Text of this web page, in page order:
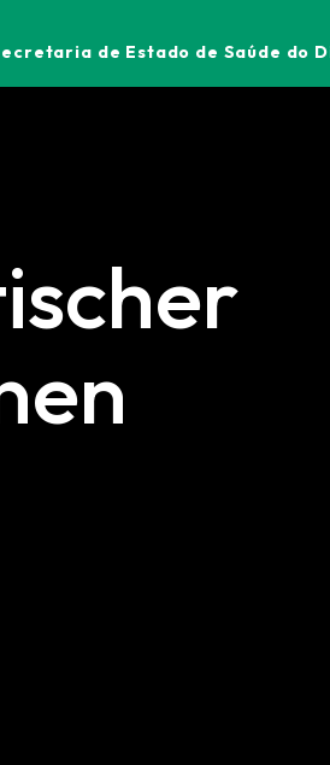
de Estado de Saúde do